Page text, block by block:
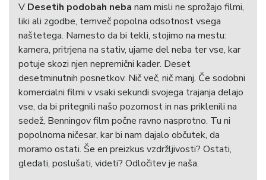
V Desetih podobah neba nam misli ne sprožajo filmi,
liki ali zgodbe, temveč popolna odsotnost vsega
naštetega. Namesto da bi tekli, stojimo na mestu:
kamera, pritrjena na stativ, ujame del neba ter vse, kar
potuje skozi njen nepremični kader. Deset
desetminutnih posnetkov. Nič več, nič manj. Če sodobni
komercialni filmi v vsaki sekundi svojega trajanja delajo
vse, da bi pritegnili našo pozornost in nas priklenili na
sedež, Benningov film počne ravno nasprotno. Tu ni
popolnoma ničesar, kar bi nam dajalo občutek, da
moramo ostati. Še en preizkus vzdržljivosti? Ostati,
gledati, poslušati, videti? Odločitev je naša.